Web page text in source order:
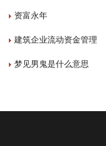
资富永年
建筑企业流动资金管理
梦见男鬼是什么意思